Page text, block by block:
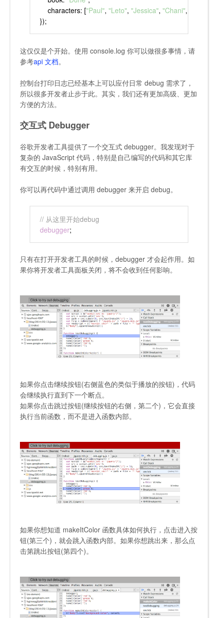
characters: ["Paul", "Leto", "Jessica", "Chani",
});
这仅仅是个开始。使用 console.log 你可以做很多事情，请
参考api 文档。
控制台打印日志已经基本上可以应付日常 debug 需求了，
所以很多开发者止步于此。其实，我们还有更加高级、更加
方便的方法。
交互式 Debugger
谷歌开发者工具提供了一个交互式 debugger。我发现对于
复杂的 JavaScript 代码，特别是自己编写的代码和其它库
有交互的时候，特别有用。
你可以再代码中通过调用 debugger 来开启 debug。
// 从这里开始debug
debugger;
只有在打开开发者工具的时候，debugger 才会起作用。如
果你将开发者工具面板关闭，将不会收到任何影响。
如果你点击继续按钮(右侧蓝色的类似于播放的按钮)，代码
会继续执行直到下一个断点。
如果你点击跳过按钮(继续按钮的右侧，第二个)，它会直接
执行当前函数，而不是进入函数内部。
如果你想知道 makeItColor 函数具体如何执行，点击进入按
钮(第三个)，就会跳入函数内部。如果你想跳出来，那么点
击第跳出按钮(第四个)。